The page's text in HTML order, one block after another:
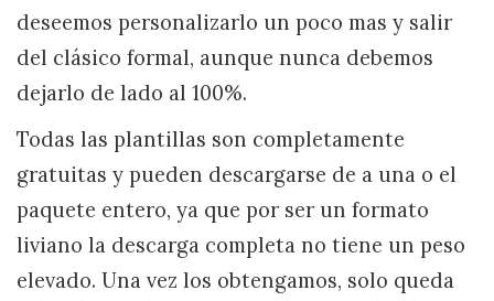
deseemos personalizarlo un poco mas y salir
del clásico formal, aunque nunca debemos
dejarlo de lado al 100%.
Todas las plantillas son completamente
gratuitas y pueden descargarse de a una o el
paquete entero, ya que por ser un formato
liviano la descarga completa no tiene un peso
elevado. Una vez los obtengamos, solo queda